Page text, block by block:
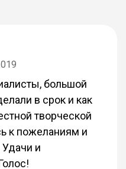
большой
в срок и как
творческой
к пожеланиям и
Удачи и